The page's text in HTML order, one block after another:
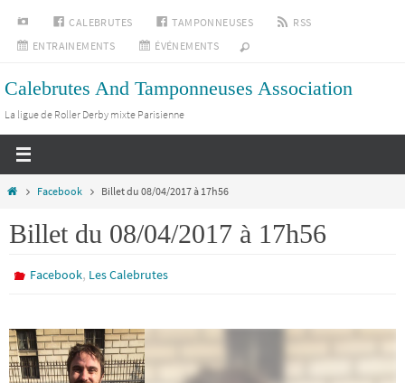
Passer
vers
contenu
INSTAGRAMCALEBRUTES TAMPONNEUSES
RSS
ENTRAINEMENTS
ÉVÉNEMENTS
Calebrutes And Tamponneuses Association
La ligue de Roller Derby mixte Parisienne
HomeFacebook Billet du 08/04/2017 à 17h56
Billet du 08/04/2017 à 17h56
Facebook, Les Calebrutes